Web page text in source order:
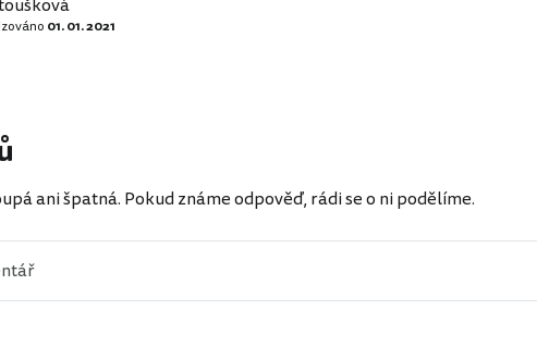
01. 01. 2021
ani špatná. Pokud známe odpověď, rádi se o ni podělíme.